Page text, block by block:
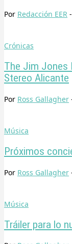
Por Redacción EER -
Crónicas
The Jim Jones
Stereo Alicante
Por Ross Gallagher
Música
Próximos
Por Ross Gallagher
Música
Tráiler para lo